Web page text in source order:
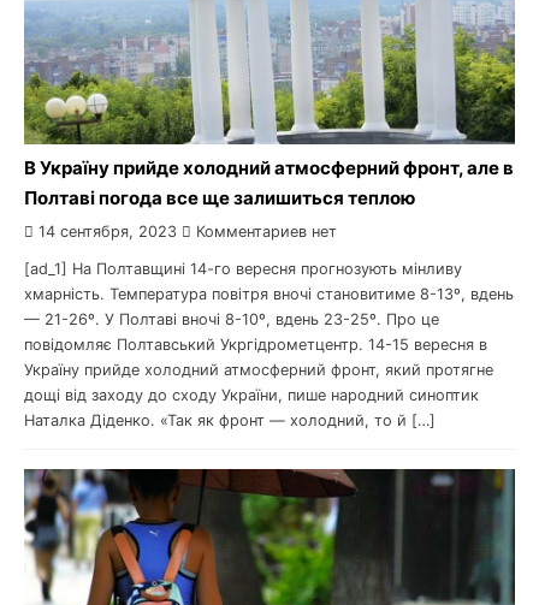
В Україну прийде холодний атмосферний фронт, але в
Полтаві погода все ще залишиться теплою
14 сентября, 2023 Комментариев нет
[ad_1] На Полтавщині 14-го вересня прогнозують мінливу
хмарність. Температура повітря вночі становитиме 8-13º, вдень
— 21-26º. У Полтаві вночі 8-10º, вдень 23-25º. Про це
повідомляє Полтавський Укргідрометцентр. 14-15 вересня в
Україну прийде холодний атмосферний фронт, який протягне
дощі від заходу до сходу України, пише народний синоптик
Наталка Діденко. «Так як фронт — холодний, то й […]